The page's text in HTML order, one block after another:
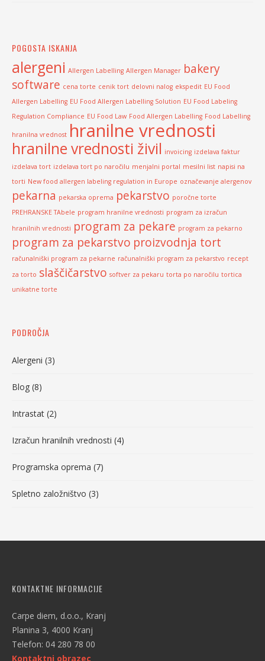
POGOSTA ISKANJA
alergeni Allergen Labelling Allergen Manager bakery
software cena torte cenik tort delovni nalog ekspedit EU Food
Allergen Labelling EU Food Allergen Labelling Solution EU Food Labeling
Regulation Compliance EU Food Law Food Allergen Labelling Food Labelling
hranilna vrednost hranilne vrednosti
hranilne vrednosti živil invoicing izdelava faktur
izdelava tort izdelava tort po naročilu menjalni portal mesilni list napisi na
torti New food allergen labeling regulation in Europe označevanje alergenov
pekarna pekarska oprema pekarstvo poročne torte
PREHRANSKE TAbele program hranilne vrednosti program za izračun
hranilnih vrednosti program za pekare program za pekarno
program za pekarstvo proizvodnja tort
računalniški program za pekarne računalniški program za pekarstvo recept
za torto slaščičarstvo softver za pekaru torta po naročilu tortica
unikatne torte
PODROČJA
Alergeni (3)
Blog (8)
Intrastat (2)
Izračun hranilnih vrednosti (4)
Programska oprema (7)
Spletno založništvo (3)
KONTAKTNE INFORMACIJE
Carpe diem, d.o.o., Kranj
Planina 3, 4000 Kranj
Telefon: 04 280 78 00
Kontaktni obrazec